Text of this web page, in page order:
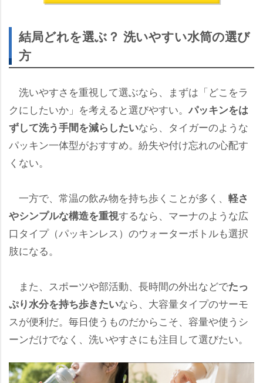
結局どれを選ぶ？ 洗いやすい水筒の選び
方
洗いやすさを重視して選ぶなら、まずは「どこをラ
クにしたいか」を考えると選びやすい。 パッキンをは
ずして洗う手間を減らしたいなら、タイガーのような
パッキン一体型がおすすめ。紛失や付け忘れの心配す
くない。
一方で、常温の飲み物を持ち歩くことが多く、 軽さ
シンプルな構造を重視するなら、マーナのような広
口タイプ（パッキンレス）のウォーターボトルも選択
肢になる。
また、スポーツや部活動、長時間の外出などでたっ
ぷり水分を持ち歩きたいなら、大容量タイプのサーモ
スが便利だ。毎日使うものだからこそ、容量や使うシ
ーンだけでなく、洗いやすさにも注目して選びたい。